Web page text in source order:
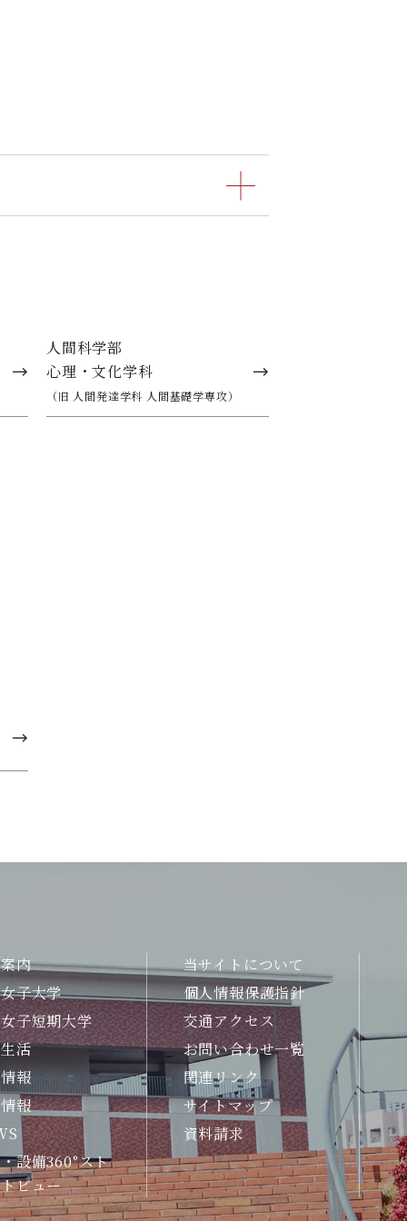
護者との関わり方も学んだ。
人間科学部
心理・文化学科
（旧 人間発達学科 人間基礎学専攻）
内
子大学
子短期大学
活
報
報
設備360°スト
ビュー
当サイトについて
個人情報保護指針
交通アクセス
お問い合わせ一覧
関連リンク
サイトマップ
資料請求